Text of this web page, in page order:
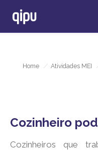
Home / Atividades MEI
Cozinheiro
Cozinheiros que